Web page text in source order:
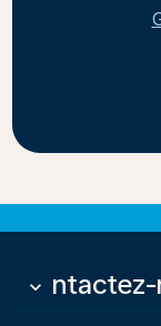
keyboard_arrow_down